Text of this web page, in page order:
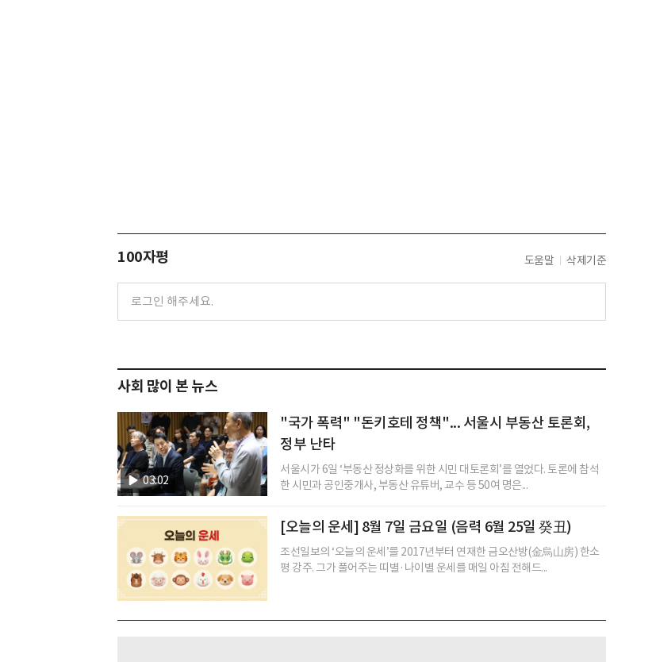
100자평 도움말 삭제기준
사회 많이 본 뉴스
03:02
"국가 폭력" "돈키호테 정책"... 서울시 부동산 토론회,
정부 난타
서울시가 6일 ‘부동산 정상화를 위한 시민 대토론회’를 열었다. 토론에 참석
한 시민과 공인중개사, 부동산 유튜버, 교수 등 50여 명은...
[오늘의 운세] 8월 7일 금요일 (음력 6월 25일 癸丑)
조선일보의 ‘오늘의 운세’를 2017년부터 연재한 금오산방(金烏山房) 한소
평 강주. 그가 풀어주는 띠별·나이별 운세를 매일 아침 전해드...